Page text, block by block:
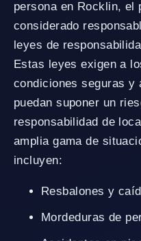
persona en Rocklin, el
considerado
leyes de
Estas leyes exigen a
condiciones seguras y
puedan suponer un
responsabilidad de
amplia gama de
incluyen:
Resbalones y
Mordeduras de